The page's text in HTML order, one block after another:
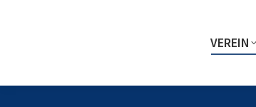
VEREIN